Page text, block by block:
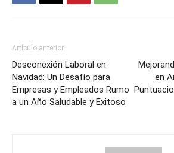
Artículo anterior
Desconexión Laboral en
Navidad: Un Desafío para
Empresas y Empleados Rumo
a un Año Saludable y Exitoso
en